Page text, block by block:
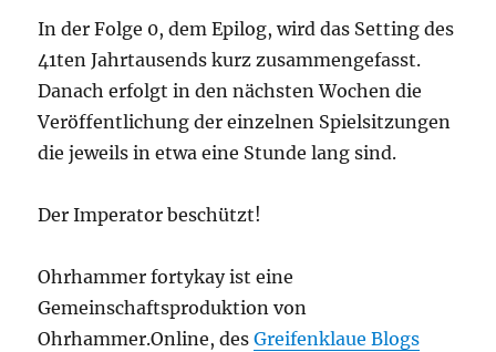
In der Folge 0, dem Epilog, wird das Setting des
41ten Jahrtausends kurz zusammengefasst.
Danach erfolgt in den nächsten Wochen die
Veröffentlichung der einzelnen Spielsitzungen
die jeweils in etwa eine Stunde lang sind.
Der Imperator beschützt!
Ohrhammer fortykay ist eine
Gemeinschaftsproduktion von
Ohrhammer.Online, desGreifenklaue Blogs